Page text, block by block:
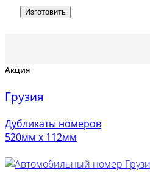
Изготовить
Акция
Грузия
Дубликаты номеров
520мм х 112мм